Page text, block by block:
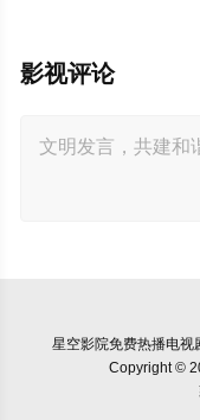
影视评论
星空影院免费热播电视
Copyright ©